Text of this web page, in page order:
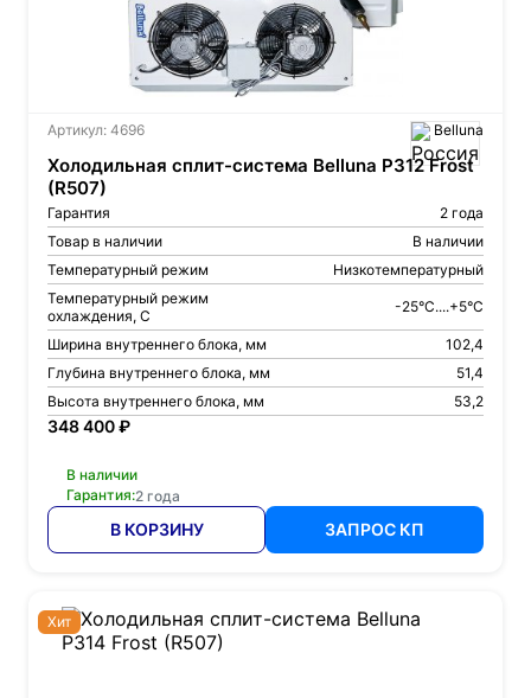
Артикул: 4696 Belluna
Холодильная сплит-система Belluna P312 Frost
(R507)
Гарантия
2 года
Товар в наличии
В наличии
Температурный режим
Низкотемпературный
Температурный режим
охлаждения, С
-25°C....+5°C
Ширина внутреннего блока, мм
102,4
Глубина внутреннего блока, мм
51,4
Высота внутреннего блока, мм
53,2
348 400 ₽
В наличии
Гарантия:2 года
В КОРЗИНУ ЗАПРОС КП
Хит